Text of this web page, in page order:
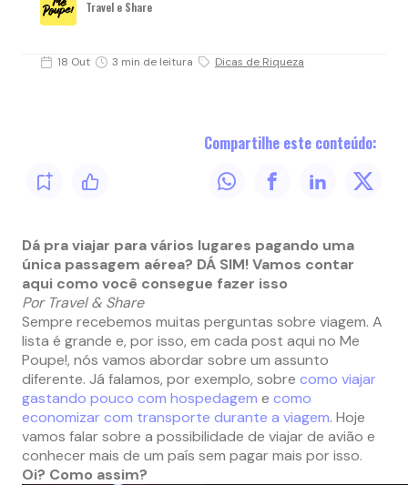
Travel e Share
18 Out 3 min de leitura Dicas de Riqueza
Compartilhe este conteúdo:
Dá pra viajar para vários lugares pagando uma
única passagem aérea? DÁ SIM! Vamos contar
aqui como você consegue fazer isso
Por Travel & Share
Sempre recebemos muitas perguntas sobre viagem. A
lista é grande e, por isso, em cada post aqui no Me
Poupe!, nós vamos abordar sobre um assunto
diferente. Já falamos, por exemplo, sobre como viajar
gastando pouco com hospedagem e como
economizar com transporte durante a viagem. Hoje
vamos falar sobre a possibilidade de viajar de avião e
conhecer mais de um país sem pagar mais por isso.
Oi? Como assim?